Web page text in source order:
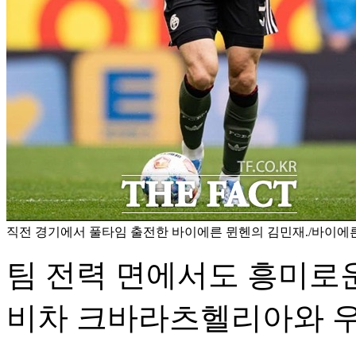
직전 경기에서 풀타임 출전한 바이에른 뮌헨의 김민재./바이에
팀 전력 면에서도 흥미로
비차 크바라츠헬리아와